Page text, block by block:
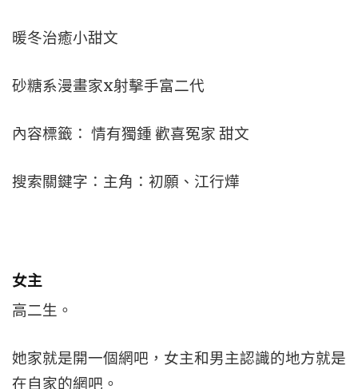
暖冬治癒小甜文
砂糖系漫畫家x射擊手富二代
內容標籤： 情有獨鍾 歡喜冤家 甜文
搜索關鍵字：主角：初願、江行燁
女主
高二生。
她家就是開一個網吧，女主和男主認識的地方就是
在自家的網吧。